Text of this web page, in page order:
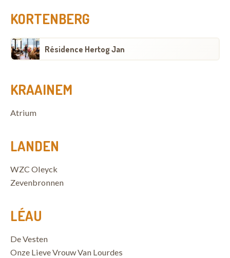
KORTENBERG
Résidence Hertog Jan
KRAAINEM
Atrium
LANDEN
WZC Oleyck
Zevenbronnen
LÉAU
De Vesten
Onze Lieve Vrouw Van Lourdes